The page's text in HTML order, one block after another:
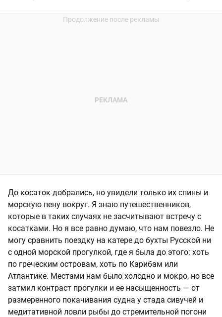
До косаток добрались, но увидели только их спины и
морскую пену вокруг. Я знаю путешественников,
которые в таких случаях не засчитывают встречу с
косатками. Но я все равно думаю, что нам повезло. Не
могу сравнить поездку на катере до бухты Русской ни
с одной морской прогулкой, где я была до этого: хоть
по греческим островам, хоть по Карибам или
Атлантике. Местами нам было холодно и мокро, но все
затмил контраст прогулки и ее насыщенность — от
размеренного покачивания судна у стада сивучей и
медитативной ловли рыбы до стремительной погони